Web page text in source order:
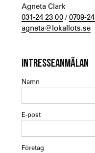
Agneta Clark
031-24 23 00/0709-
agneta@lokallots.se
INTRESSEANMÄLAN
Namn
E-post
Företag